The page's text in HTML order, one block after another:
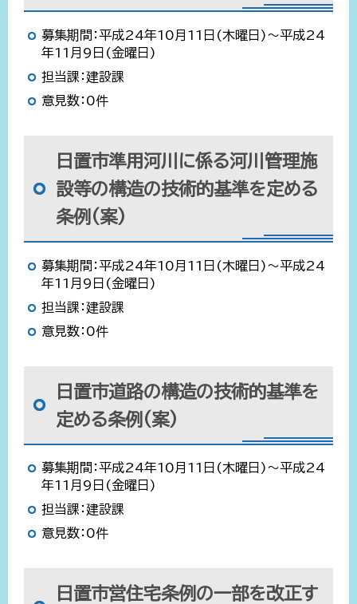
募集期間：平成24年10月11日(木曜日)～平成24
年11月9日(金曜日)
担当課：建設課
意見数：0件
日置市準用河川に係る河川管理施
設等の構造の技術的基準を定める
条例(案)
募集期間：平成24年10月11日(木曜日)～平成24
年11月9日(金曜日)
担当課：建設課
意見数：0件
日置市道路の構造の技術的基準を
定める条例(案)
募集期間：平成24年10月11日(木曜日)～平成24
年11月9日(金曜日)
担当課：建設課
意見数：0件
日置市営住宅条例の一部を改正す